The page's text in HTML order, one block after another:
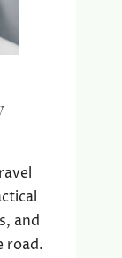
and
road.